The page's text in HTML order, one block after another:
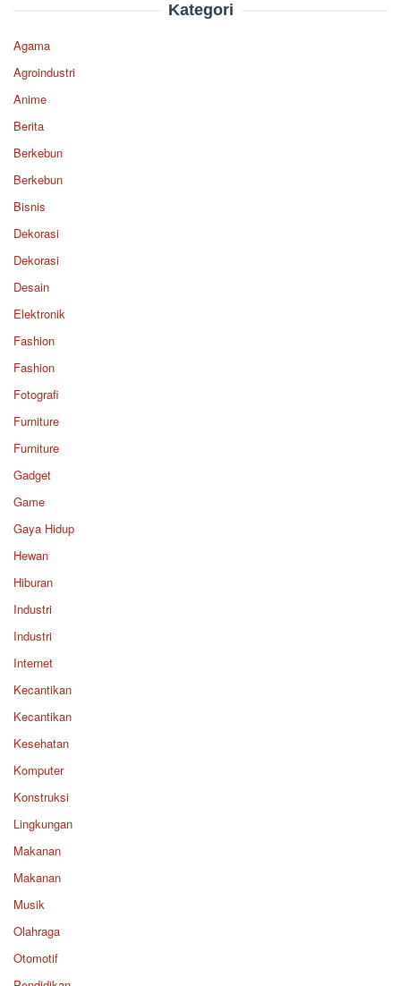
Kategori
Agama
Agroindustri
Anime
Berita
Berkebun
Berkebun
Bisnis
Dekorasi
Dekorasi
Desain
Elektronik
Fashion
Fashion
Fotografi
Furniture
Furniture
Gadget
Game
Gaya Hidup
Hewan
Hiburan
Industri
Industri
Internet
Kecantikan
Kecantikan
Kesehatan
Komputer
Konstruksi
Lingkungan
Makanan
Makanan
Musik
Olahraga
Otomotif